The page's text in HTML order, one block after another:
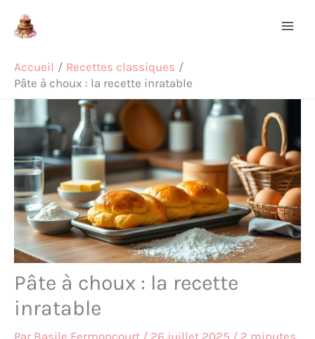
Accueil
Recettes classiques
Pâte à choux : la recette inratable
Pâte à choux : la recette
inratable
Rechercher